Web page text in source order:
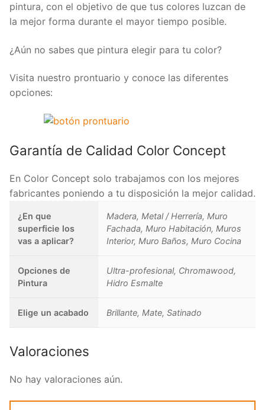
pintura, con el objetivo de que tus colores luzcan de
la mejor forma durante el mayor tiempo posible.
¿Aún no sabes que pintura elegir para tu color?
Visita nuestro prontuario y conoce las diferentes
opciones:
Garantía de Calidad Color Concept
En Color Concept solo trabajamos con los mejores
fabricantes poniendo a tu disposición la mejor calidad.
¿En que
superficie los
vas a aplicar?
Madera, Metal / Herrería, Muro
Fachada, Muro Habitación, Muros
Interior, Muro Baños, Muro Cocina
Opciones de
Pintura
Ultra-profesional, Chromawood,
Hidro Esmalte
Elige un acabado Brillante, Mate, Satinado
Valoraciones
No hay valoraciones aún.